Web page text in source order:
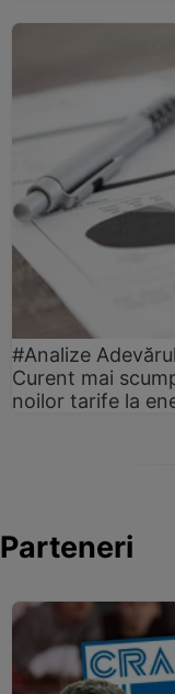
#Analize Adevărul
Curent mai
noilor tarife la
Parteneri